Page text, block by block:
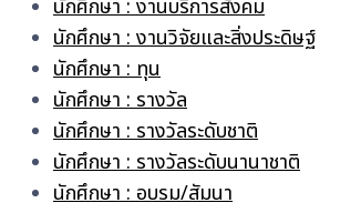
นักศึกษา : งานบริการสังคม
นักศึกษา : งานวิจัยและสิ่งประดิษฐ์
นักศึกษา : ทุน
นักศึกษา : รางวัล
นักศึกษา : รางวัลระดับชาติ
นักศึกษา : รางวัลระดับนานาชาติ
นักศึกษา : อบรม/สัมนา